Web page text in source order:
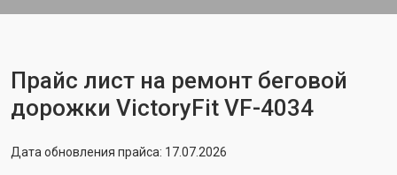
Прайс лист на ремонт беговой
дорожки VictoryFit VF-4034
Дата обновления прайса: 17.07.2026